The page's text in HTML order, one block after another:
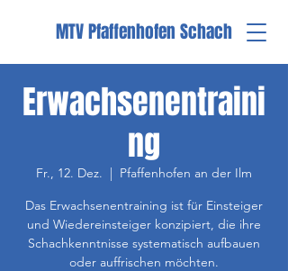
MTV Pfaffenhofen Schach
Erwachsenentraini
ng
Fr., 12. Dez.
  |
Pfaffenhofen an der Ilm
Das Erwachsenentraining ist für Einsteiger
und Wiedereinsteiger konzipiert, die ihre
Schachkenntnisse systematisch aufbauen
oder auffrischen möchten.